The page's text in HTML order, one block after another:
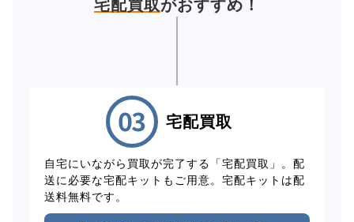
宅配買取がおすすめ！
宅配買取
自宅にいながら買取が完了する「宅配買取」。配
送に必要な宅配キットもご用意。宅配キットは配
送料無料です。